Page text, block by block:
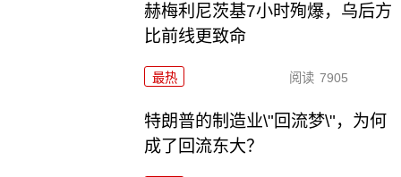
赫梅利尼茨基7小时殉爆，乌后方
比前线更致命
最热 阅读 7905
特朗普的制造业\"回流梦\"，为何
成了回流东大？